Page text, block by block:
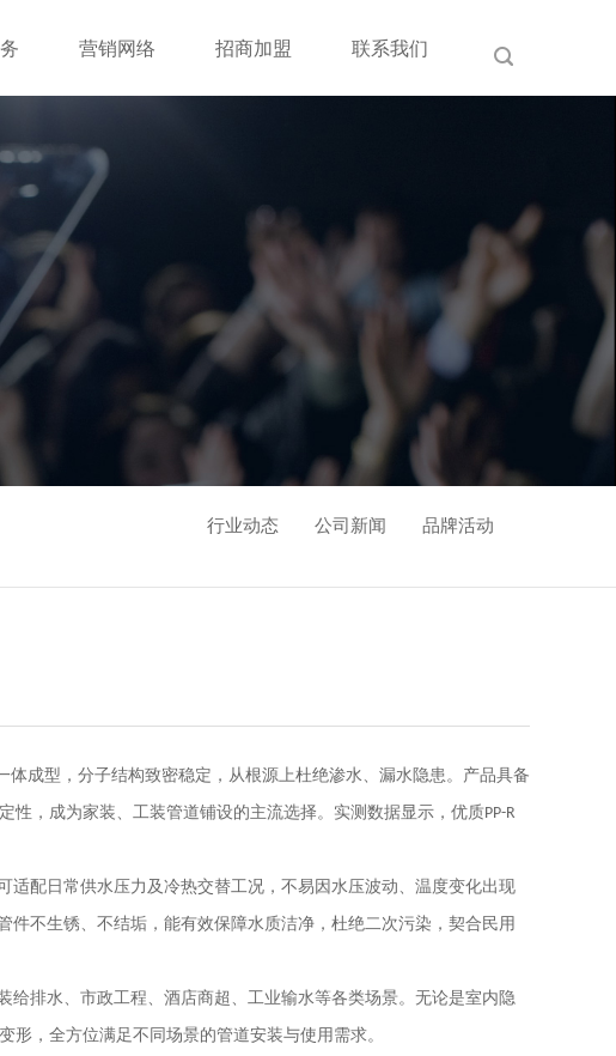
营销网络 招商加盟 联系我们
品牌活动
公司新闻
行业动态
体成型，分子结构致密稳定，从根源上杜绝渗水、漏水隐患。产品具备
性，成为家装、工装管道铺设的主流选择。实测数据显示，优质PP-R
配日常供水压力及冷热交替工况，不易因水压波动、温度变化出现
件不生锈、不结垢，能有效保障水质洁净，杜绝二次污染，契合民用
排水、市政工程、酒店商超、工业输水等各类场景。无论是室内隐
，全方位满足不同场景的管道安装与使用需求。